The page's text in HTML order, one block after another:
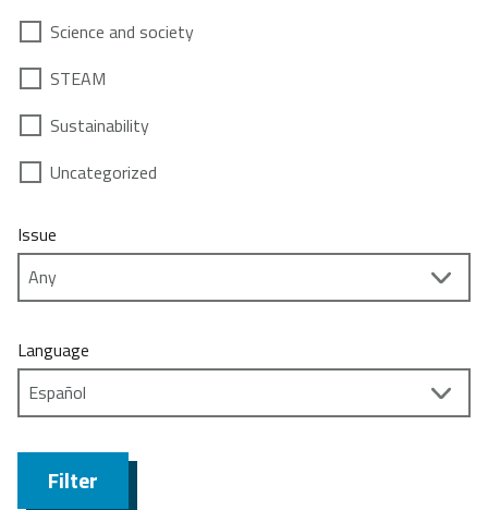
Science and society
STEAM
Sustainability
Uncategorized
Issue
Language
Filter